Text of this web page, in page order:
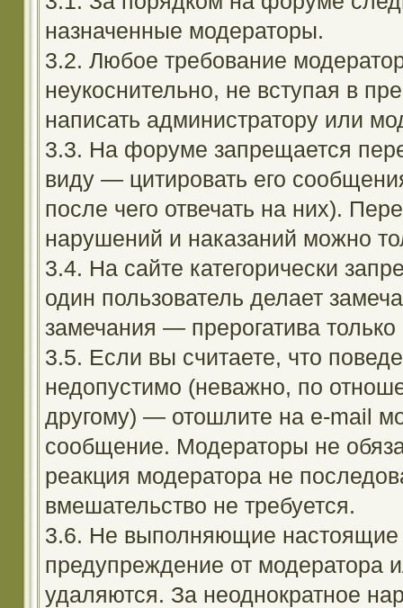
назначенные модераторы.
3.2. Любое требование
неукоснительно, не вступая в
написать администратору или
3.3. На форуме запрещается
виду — цитировать его
после чего отвечать на них).
нарушений и наказаний можно
3.4. На сайте категорически
один пользователь делает
замечания — прерогатива
3.5. Если вы считаете, что
недопустимо (неважно, по
другому) — отошлите на e-mail
сообщение. Модераторы не
реакция модератора не
вмешательство не требуется.
3.6. Не выполняющие настоящие
предупреждение от модератора
удаляются. За неоднократное